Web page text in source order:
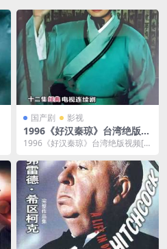
国产剧 影视
1996《好汉秦琼》台湾绝版视
频[MP4/7GB]云网盘下载
1996《好汉秦琼》台湾绝版视频[M
理，云网...